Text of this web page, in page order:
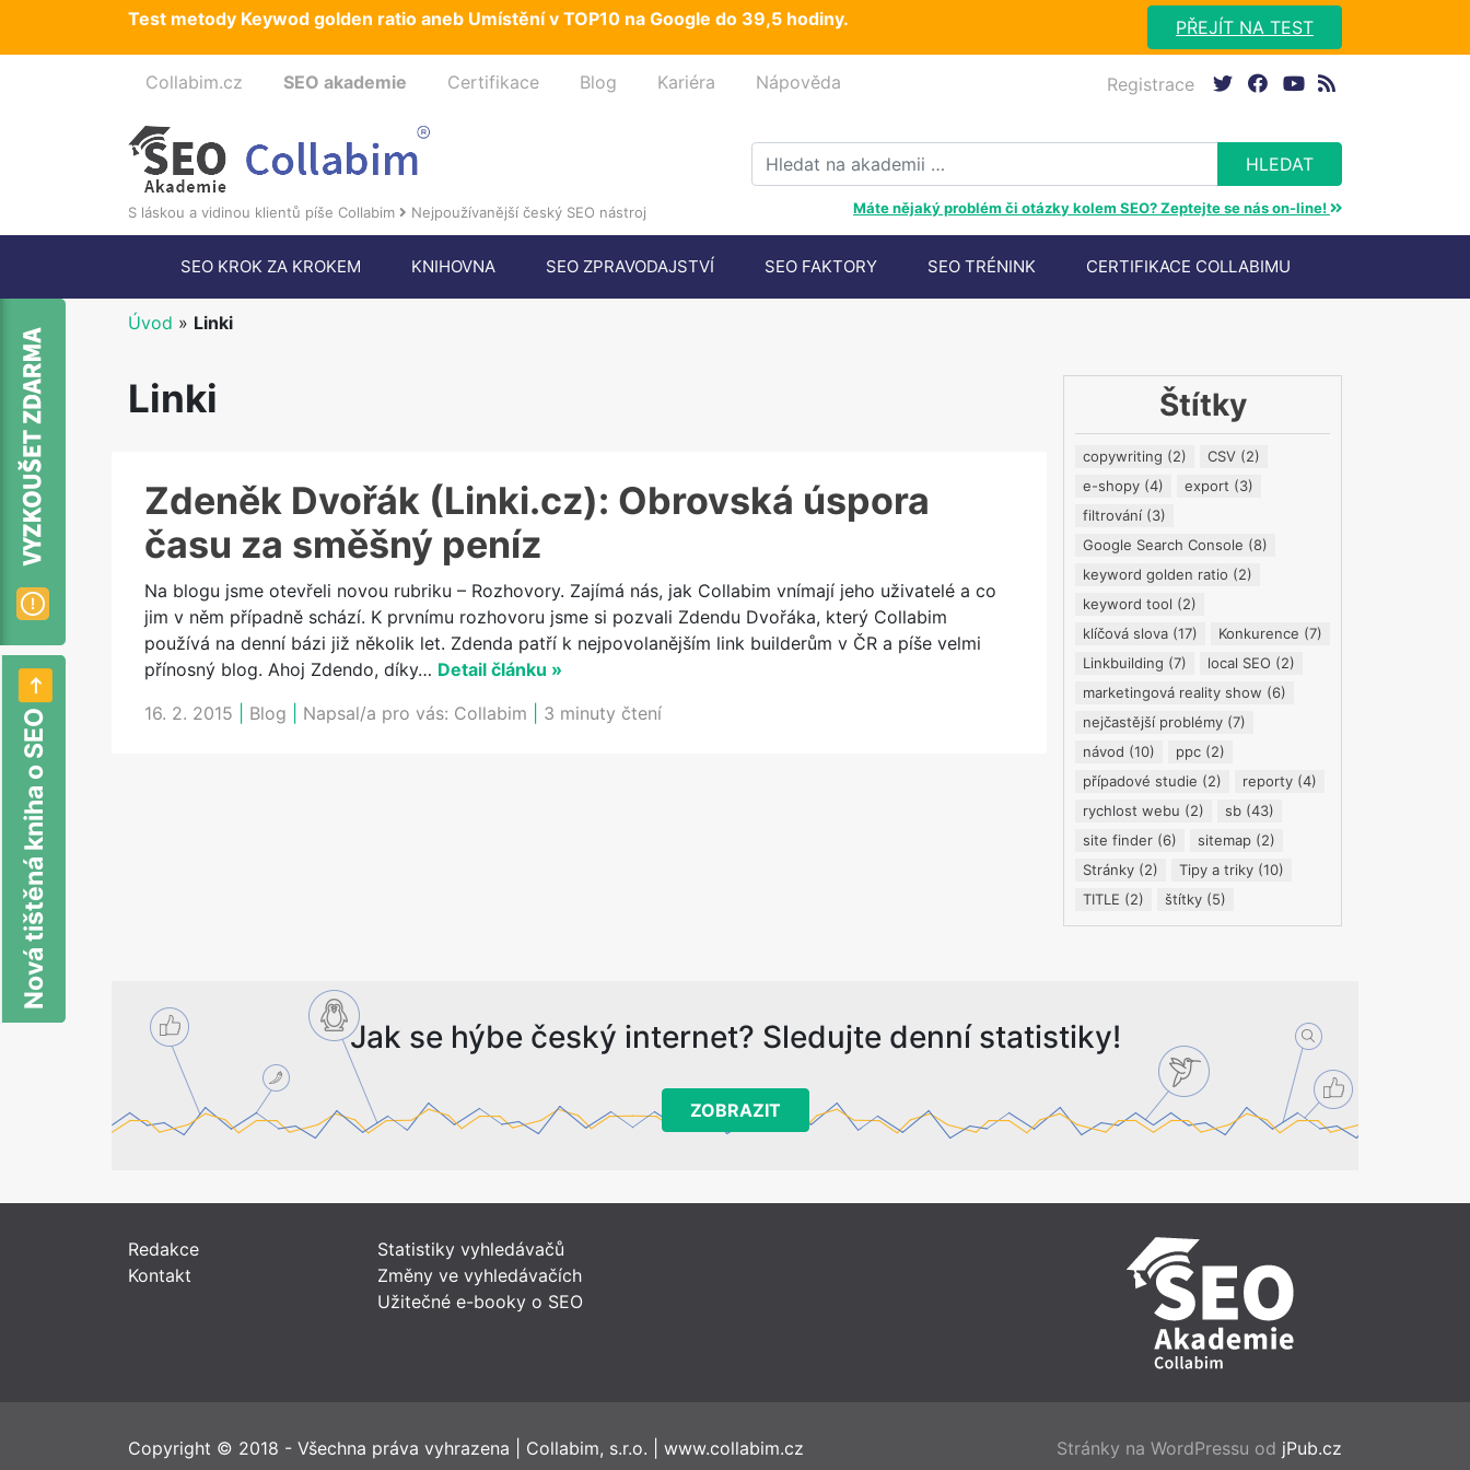
Test metody Keywod golden ratio aneb Umístění v TOP10 na Google do 39,5 hodiny. PŘEJÍT NA TEST
Nová tištěná kniha o SEO
Collabim.cz SEO akademie Certifikace Blog Kariéra Nápověda
Registrace
S láskou a vidinou klientů píše Collabim Nejpoužívanější český SEO nástroj Máte nějaký problém či otázky kolem SEO? Zeptejte se nás on-line!
SEO KROK ZA KROKEM KNIHOVNA SEO ZPRAVODAJSTVÍ SEO FAKTORY SEO TRÉNINK CERTIFIKACE COLLABIMU
Úvod » Linki
Linki
Zdeněk Dvořák (Linki.cz): Obrovská úspora
času za směšný peníz
Na blogu jsme otevřeli novou rubriku – Rozhovory. Zajímá nás, jak Collabim vnímají jeho uživatelé a co
jim v něm případně schází. K prvnímu rozhovoru jsme si pozvali Zdendu Dvořáka, který Collabim
používá na denní bázi již několik let. Zdenda patří k nejpovolanějším link builderům v ČR a píše velmi
přínosný blog. Ahoj Zdendo, díky… Detail článku »
16. 2. 2015
Blog Napsal/a pro vás: Collabim 3 minuty čtení
Štítky
copywriting (2) CSV (2)
e-shopy (4) export (3)
filtrování (3)
Google Search Console (8)
keyword golden ratio (2)
keyword tool (2)
klíčová slova (17) Konkurence (7)
Linkbuilding (7) local SEO (2)
marketingová reality show (6)
nejčastější problémy (7)
návod (10) ppc (2)
případové studie (2) reporty (4)
rychlost webu (2) sb (43)
site finder (6) sitemap (2)
Stránky (2) Tipy a triky (10)
TITLE (2) štítky (5)
Jak se hýbe český internet? Sledujte denní statistiky!
ZOBRAZIT
Redakce
Kontakt
Statistiky vyhledávačů
Změny ve vyhledávačích
Užitečné e-booky o SEO
Copyright © 2018 - Všechna práva vyhrazena Collabim, s.r.o. www.collabim.cz Stránky na WordPressu od jPub.cz